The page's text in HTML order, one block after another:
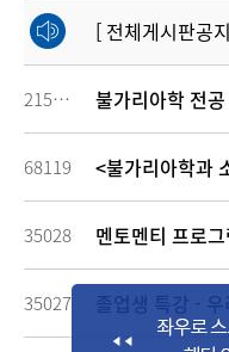
[ 전체게시판공
215447 불가리아학 전
68119 <불가리아학과
35028 멘토멘티 프로그
35027 졸업생 특강 -